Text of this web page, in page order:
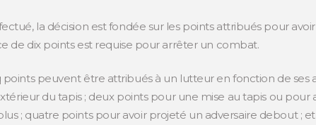
la décision est fondée sur les points attribués pour
de dix points est requise pour arrêter un combat.
points peuvent être attribués à un lutteur en fonction de
du tapis ; deux points pour une mise au tapis ou
; quatre points pour avoir projeté un adversaire debout ;